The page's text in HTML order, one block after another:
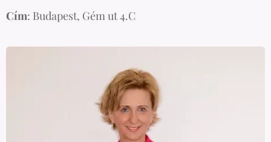
Cím: Budapest, Gém ut 4.C